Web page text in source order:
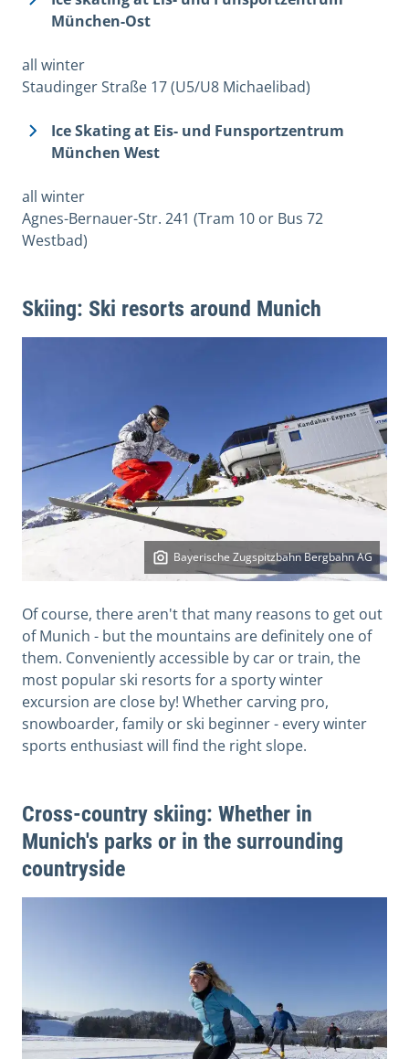
München-Ost
all winter
Staudinger Straße 17 (U5/U8 Michaelibad)
Ice Skating at Eis- und Funsportzentrum
München West
all winter
Agnes-Bernauer-Str. 241 (Tram 10 or Bus 72
Westbad)
Skiing: Ski resorts around Munich
Bayerische Zugspitzbahn Bergbahn AG
Of course, there aren't that many reasons to get out
of Munich - but the mountains are definitely one of
them. Conveniently accessible by car or train, the
most popular ski resorts for a sporty winter
excursion are close by! Whether carving pro,
snowboarder, family or ski beginner - every winter
sports enthusiast will find the right slope.
Cross-country skiing: Whether in
Munich's parks or in the surrounding
countryside